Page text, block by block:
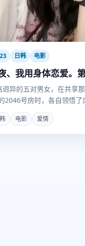
日韩 电影
、我用身体恋爱。
迥异的五对男女，在共享
2046号房时，各自领悟了
距离。
电影 爱情